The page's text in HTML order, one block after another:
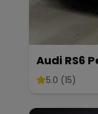
Audi RS6
5.0 (15)